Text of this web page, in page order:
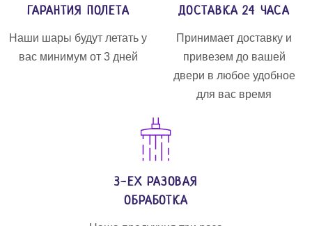
ГАРАНТИЯ ПОЛЕТА
Наши шары будут летать у
вас минимум от 3 дней
ДОСТАВКА 24 ЧАСА
Принимает доставку и
привезем до вашей
двери в любое удобное
для вас время
3-ЕХ РАЗОВАЯ
ОБРАБОТКА